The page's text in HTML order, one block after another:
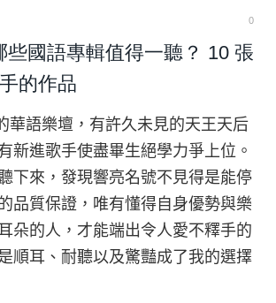
0
些國語專輯值得一聽？ 10 張
的作品
華語樂壇，有許久未見的天王天后
新進歌手使盡畢生絕學力爭上位。
下來，發現響亮名號不見得是能停
品質保證，唯有懂得自身優勢與樂
朵的人，才能端出令人愛不釋手的
順耳、耐聽以及驚豔成了我的選擇